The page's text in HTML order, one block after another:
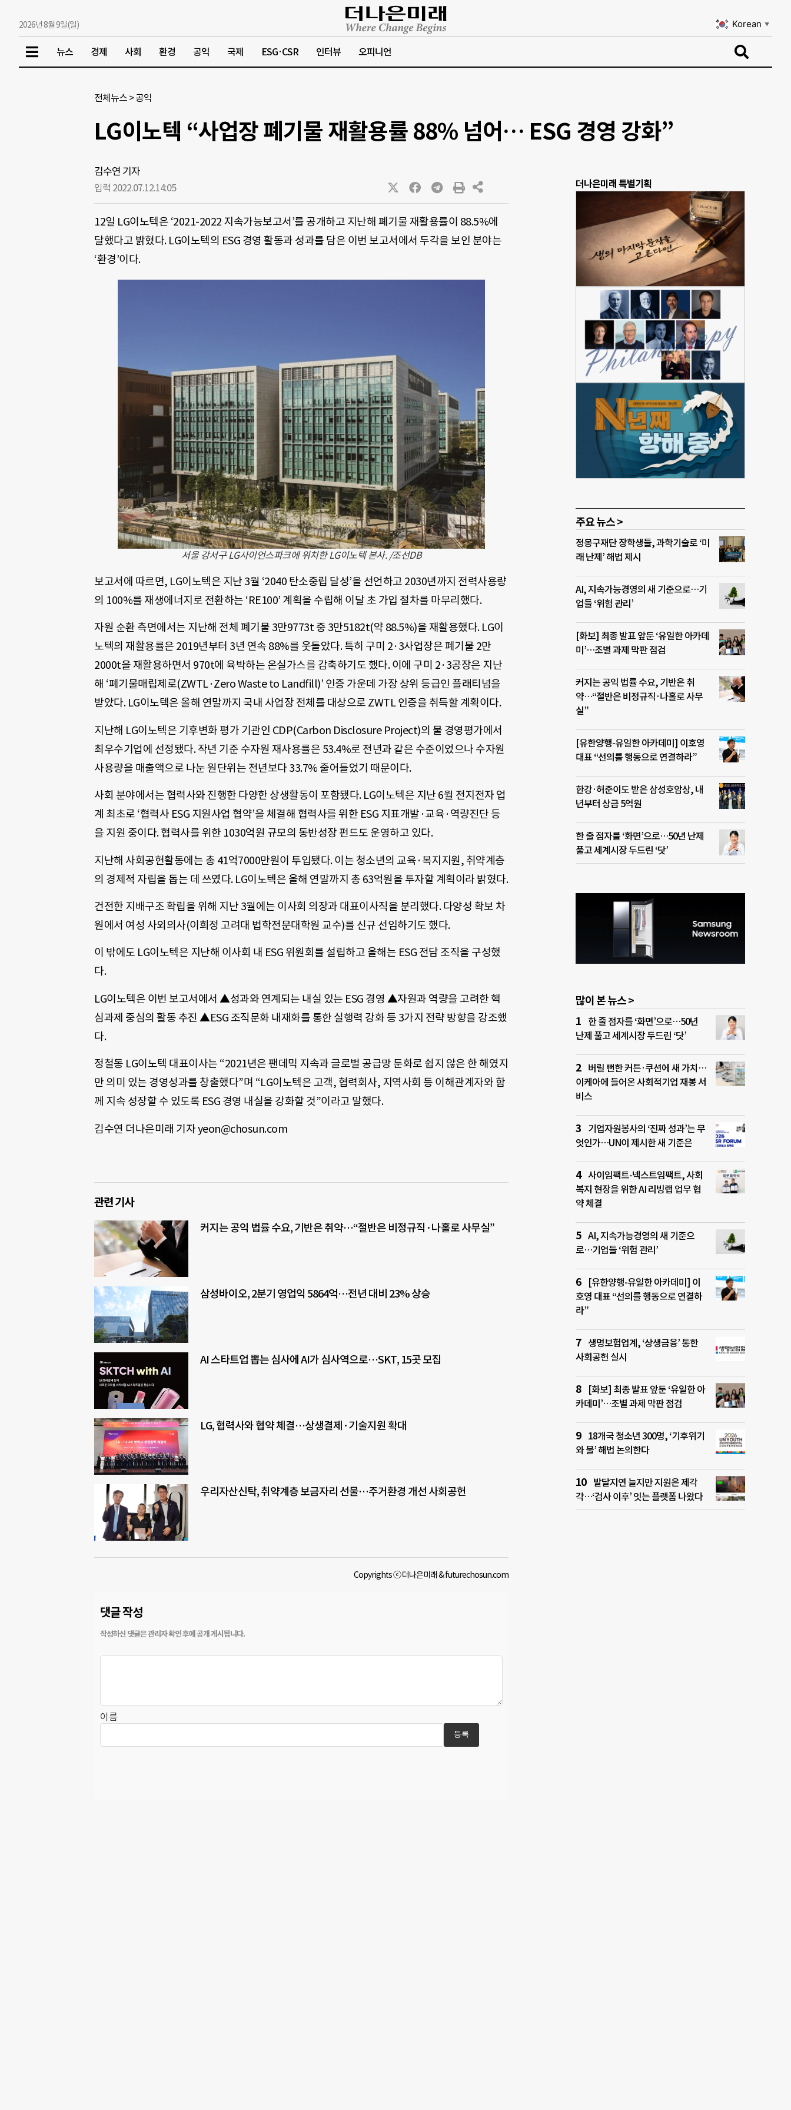
2026년 8월 9일(일) Korean ▼
뉴스 경제 사회 환경 공익 국제 ESG·CSR 인터뷰 오피니언
전체뉴스 >공익
LG이노텍 “사업장 폐기물 재활용률 88% 넘어… ESG 경영 강화”
김수연 기자
입력 2022.07.12.14:05
12일 LG이노텍은 ‘2021-2022 지속가능보고서’를 공개하고 지난해 폐기물 재활용률이 88.5%에
달했다고 밝혔다. LG이노텍의 ESG 경영 활동과 성과를 담은 이번 보고서에서 두각을 보인 분야는
‘환경’이다.
서울 강서구 LG사이언스파크에 위치한 LG이노텍 본사. /조선DB
보고서에 따르면, LG이노텍은 지난 3월 ‘2040 탄소중립 달성’을 선언하고 2030년까지 전력사용량
의 100%를 재생에너지로 전환하는 ‘RE100’ 계획을 수립해 이달 초 가입 절차를 마무리했다.
자원 순환 측면에서는 지난해 전체 폐기물 3만9773t 중 3만5182t(약 88.5%)을 재활용했다. LG이
노텍의 재활용률은 2019년부터 3년 연속 88%를 웃돌았다. 특히 구미 2·3사업장은 폐기물 2만
2000t을 재활용하면서 970t에 육박하는 온실가스를 감축하기도 했다. 이에 구미 2·3공장은 지난
해 ‘폐기물매립제로(ZWTL·Zero Waste to Landfill)’ 인증 가운데 가장 상위 등급인 플래티넘을
받았다. LG이노텍은 올해 연말까지 국내 사업장 전체를 대상으로 ZWTL 인증을 취득할 계획이다.
지난해 LG이노텍은 기후변화 평가 기관인 CDP(Carbon Disclosure Project)의 물 경영평가에서
최우수기업에 선정됐다. 작년 기준 수자원 재사용률은 53.4%로 전년과 같은 수준이었으나 수자원
사용량을 매출액으로 나눈 원단위는 전년보다 33.7% 줄어들었기 때문이다.
사회 분야에서는 협력사와 진행한 다양한 상생활동이 포함됐다. LG이노텍은 지난 6월 전지전자 업
계 최초로 ‘협력사 ESG 지원사업 협약’을 체결해 협력사를 위한 ESG 지표개발·교육·역량진단 등
을 지원 중이다. 협력사를 위한 1030억원 규모의 동반성장 펀드도 운영하고 있다.
지난해 사회공헌활동에는 총 41억7000만원이 투입됐다. 이는 청소년의 교육·복지지원, 취약계층
의 경제적 자립을 돕는 데 쓰였다. LG이노텍은 올해 연말까지 총 63억원을 투자할 계획이라 밝혔다.
건전한 지배구조 확립을 위해 지난 3월에는 이사회 의장과 대표이사직을 분리했다. 다양성 확보 차
원에서 여성 사외의사(이희정 고려대 법학전문대학원 교수)를 신규 선임하기도 했다.
이 밖에도 LG이노텍은 지난해 이사회 내 ESG 위원회를 설립하고 올해는 ESG 전담 조직을 구성했
다.
LG이노텍은 이번 보고서에서 ▲성과와 연계되는 내실 있는 ESG 경영 ▲자원과 역량을 고려한 핵
심과제 중심의 활동 추진 ▲ESG 조직문화 내재화를 통한 실행력 강화 등 3가지 전략 방향을 강조했
다.
정철동 LG이노텍 대표이사는 “2021년은 팬데믹 지속과 글로벌 공급망 둔화로 쉽지 않은 한 해였지
만 의미 있는 경영성과를 창출했다”며 “LG이노텍은 고객, 협력회사, 지역사회 등 이해관계자와 함
께 지속 성장할 수 있도록 ESG 경영 내실을 강화할 것”이라고 말했다.
김수연 더나은미래 기자 yeon@chosun.com
관련 기사
커지는 공익 법률 수요, 기반은 취약…“절반은 비정규직·나홀로 사무실”
삼성바이오, 2분기 영업익 5864억…전년 대비 23% 상승
AI 스타트업 뽑는 심사에 AI가 심사역으로…SKT, 15곳 모집
LG, 협력사와 협약 체결…상생결제·기술지원 확대
우리자산신탁, 취약계층 보금자리 선물…주거환경 개선 사회공헌
Copyrights ⓒ 더나은미래 & futurechosun.com
댓글 작성
이름
더나은미래 특별기획
주요 뉴스 >
정몽구재단 장학생들, 과학기술로 ‘미
래 난제’ 해법 제시
AI, 지속가능경영의 새 기준으로…기
업들 ‘위험 관리’
[화보] 최종 발표 앞둔 ‘유일한 아카데
미’…조별 과제 막판 점검
커지는 공익 법률 수요, 기반은 취
약…“절반은 비정규직·나홀로 사무
실”
[유한양행-유일한 아카데미] 이호영
대표 “선의를 행동으로 연결하라”
한강·허준이도 받은 삼성호암상, 내
년부터 상금 5억원
한 줄 점자를 ‘화면’으로…50년 난제
풀고 세계시장 두드린 ‘닷’
많이 본 뉴스 >
한 줄 점자를 ‘화면’으로…50년
난제 풀고 세계시장 두드린 ‘닷’
버릴 뻔한 커튼·쿠션에 새 가치…
이케아에 들어온 사회적기업 재봉 서
비스
기업자원봉사의 ‘진짜 성과’는 무
엇인가…UN이 제시한 새 기준은
사이임팩트-넥스트임팩트, 사회
복지 현장을 위한 AI 리빙랩 업무 협
약 체결
AI, 지속가능경영의 새 기준으
로…기업들 ‘위험 관리’
[유한양행-유일한 아카데미] 이
호영 대표 “선의를 행동으로 연결하
라”
생명보험업계, ‘상생금융’ 통한
사회공헌 실시
[화보] 최종 발표 앞둔 ‘유일한 아
카데미’…조별 과제 막판 점검
18개국 청소년 300명, ‘기후위기
와 물’ 해법 논의한다
발달지연 늘지만 지원은 제각
각…‘검사 이후’ 잇는 플랫폼 나왔다